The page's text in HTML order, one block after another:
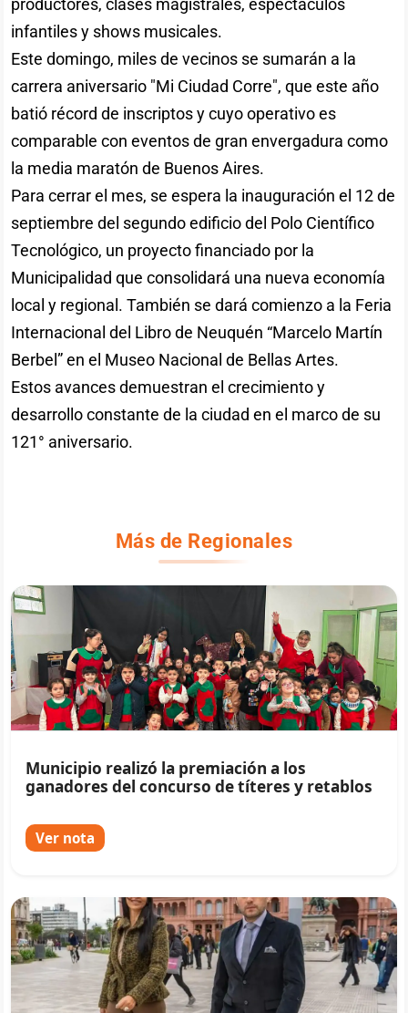
productores, clases magistrales, espectáculos
infantiles y shows musicales.
Este domingo, miles de vecinos se sumarán a la
carrera aniversario "Mi Ciudad Corre", que este año
batió récord de inscriptos y cuyo operativo es
comparable con eventos de gran envergadura como
la media maratón de Buenos Aires.
Para cerrar el mes, se espera la inauguración el 12 de
septiembre del segundo edificio del Polo Científico
Tecnológico, un proyecto financiado por la
Municipalidad que consolidará una nueva economía
local y regional. También se dará comienzo a la Feria
Internacional del Libro de Neuquén “Marcelo Martín
Berbel” en el Museo Nacional de Bellas Artes.
Estos avances demuestran el crecimiento y
desarrollo constante de la ciudad en el marco de su
121° aniversario.
Más de Regionales
Municipio realizó la premiación a los
ganadores del concurso de títeres y retablos
Ver nota